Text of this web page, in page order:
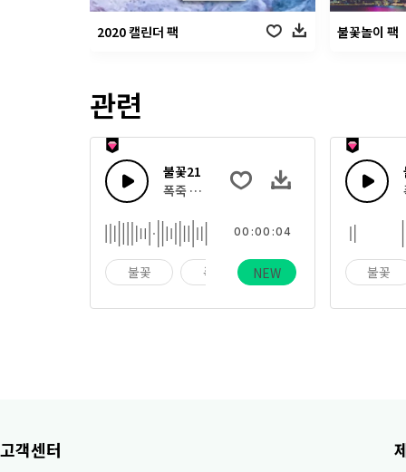
2020 캘린더 팩 불꽃놀이 팩
관련
불꽃21
폭죽 터짐, 플레어, 봇텔로켓, 심지 비춰지는
불꽃 폭죽 휴일
00:00:04
NEW 불꽃
고객센터